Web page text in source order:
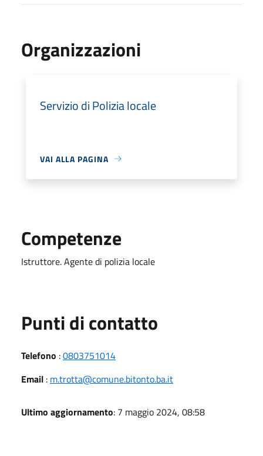
Organizzazioni
Servizio di Polizia locale
VAI ALLA PAGINA
Competenze
Istruttore. Agente di polizia locale
Punti di contatto
Telefono :0803751014
Email : m.trotta@comune.bitonto.ba.it
Ultimo aggiornamento: 7 maggio 2024, 08:58